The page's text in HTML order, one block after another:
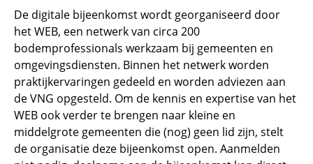
De digitale bijeenkomst wordt georganiseerd door
het WEB, een netwerk van circa 200
bodemprofessionals werkzaam bij gemeenten en
omgevingsdiensten. Binnen het netwerk worden
praktijkervaringen gedeeld en worden adviezen aan
de VNG opgesteld. Om de kennis en expertise van het
WEB ook verder te brengen naar kleine en
middelgrote gemeenten die (nog) geen lid zijn, stelt
de organisatie deze bijeenkomst open. Aanmelden